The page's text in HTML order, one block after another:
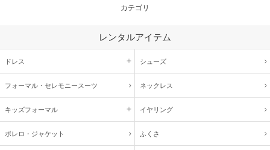
カテゴリ
レンタルアイテム
ドレス シューズ
フォーマル・ セレモニースーツ ネックレス
キッズフォーマル イヤリング
ボレロ・ジャケット ふくさ